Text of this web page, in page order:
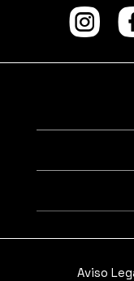
Aviso